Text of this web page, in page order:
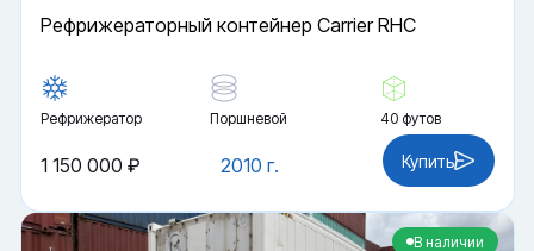
Рефрижераторный контейнер Carrier RHC
Рефрижератор Поршневой 40 футов
2010 г.
1 150 000 ₽ Купить
В наличии